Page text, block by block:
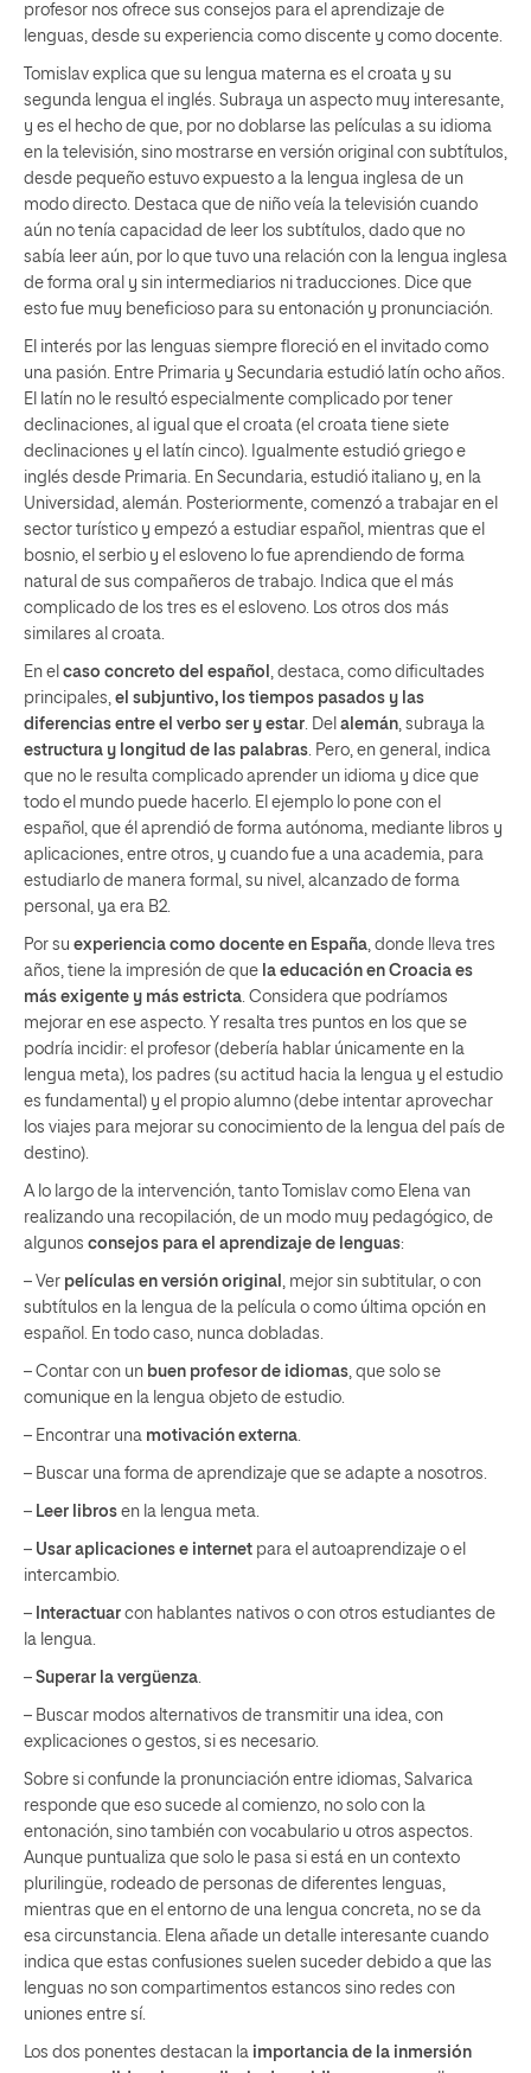
profesor nos ofrece sus consejos para el aprendizaje de
lenguas, desde su experiencia como discente y como docente.
Tomislav explica que su lengua materna es el croata y su
segunda lengua el inglés. Subraya un aspecto muy interesante,
y es el hecho de que, por no doblarse las películas a su idioma
en la televisión, sino mostrarse en versión original con subtítulos,
desde pequeño estuvo expuesto a la lengua inglesa de un
modo directo. Destaca que de niño veía la televisión cuando
aún no tenía capacidad de leer los subtítulos, dado que no
sabía leer aún, por lo que tuvo una relación con la lengua inglesa
de forma oral y sin intermediarios ni traducciones. Dice que
esto fue muy beneficioso para su entonación y pronunciación.
El interés por las lenguas siempre floreció en el invitado como
una pasión. Entre Primaria y Secundaria estudió latín ocho años.
El latín no le resultó especialmente complicado por tener
declinaciones, al igual que el croata (el croata tiene siete
declinaciones y el latín cinco). Igualmente estudió griego e
inglés desde Primaria. En Secundaria, estudió italiano y, en la
Universidad, alemán. Posteriormente, comenzó a trabajar en el
sector turístico y empezó a estudiar español, mientras que el
bosnio, el serbio y el esloveno lo fue aprendiendo de forma
natural de sus compañeros de trabajo. Indica que el más
complicado de los tres es el esloveno. Los otros dos más
similares al croata.
En el caso concreto del español
, destaca, como dificultades
principales, el subjuntivo, los tiempos pasados y las
diferencias entre el verbo ser y estar . Del alemán , subraya la
estructura y longitud de las palabras . Pero, en general, indica
que no le resulta complicado aprender un idioma y dice que
todo el mundo puede hacerlo. El ejemplo lo pone con el
español, que él aprendió de forma autónoma, mediante libros y
aplicaciones, entre otros, y cuando fue a una academia, para
estudiarlo de manera formal, su nivel, alcanzado de forma
personal, ya era B2.
Por su experiencia como docente en España , donde lleva tres
años, tiene la impresión de que la educación en Croacia es
más exigente y más estricta . Considera que podríamos
mejorar en ese aspecto. Y resalta tres puntos en los que se
podría incidir: el profesor (debería hablar únicamente en la
lengua meta), los padres (su actitud hacia la lengua y el estudio
es fundamental) y el propio alumno (debe intentar aprovechar
los viajes para mejorar su conocimiento de la lengua del país de
destino).
A lo largo de la intervención, tanto Tomislav como Elena van
realizando una recopilación, de un modo muy pedagógico, de
algunos consejos para el aprendizaje de lenguas:
– Ver películas en versión original
, mejor sin subtitular, o con
subtítulos en la lengua de la película o como última opción en
español. En todo caso, nunca dobladas.
– Contar con un buen profesor de idiomas , que solo se
comunique en la lengua objeto de estudio.
– Encontrar una motivación externa
– Buscar una forma de aprendizaje que se adapte a nosotros.
– Leer libros en la lengua meta.
– Usar aplicaciones e internet para el autoaprendizaje o el
intercambio.
– Interactuar con hablantes nativos o con otros estudiantes de
la lengua.
– Superar la vergüenza
– Buscar modos alternativos de transmitir una idea, con
explicaciones o gestos, si es necesario.
Sobre si confunde la pronunciación entre idiomas, Salvarica
responde que eso sucede al comienzo, no solo con la
entonación, sino también con vocabulario u otros aspectos.
Aunque puntualiza que solo le pasa si está en un contexto
plurilingüe, rodeado de personas de diferentes lenguas,
mientras que en el entorno de una lengua concreta, no se da
esa circunstancia. Elena añade un detalle interesante cuando
indica que estas confusiones suelen suceder debido a que las
lenguas no son compartimentos estancos sino redes con
uniones entre sí.
Los dos ponentes destacan la importancia de la inmersión